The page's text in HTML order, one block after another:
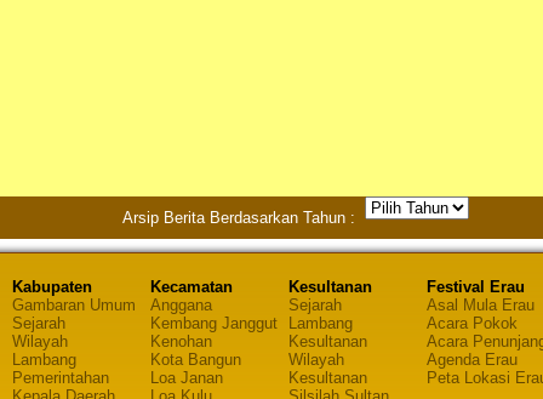
Arsip Berita Berdasarkan Tahun :
Kabupaten
Gambaran Umum
Sejarah
Wilayah
Lambang
Pemerintahan
Kecamatan
Anggana
Kembang Janggut
Kenohan
Kota Bangun
Loa Janan
Kesultanan
Sejarah
Lambang
Kesultanan
Wilayah
Kesultanan
Festival Erau
Asal Mula Erau
Acara Pokok
Acara
Agenda Erau
Peta Lokasi